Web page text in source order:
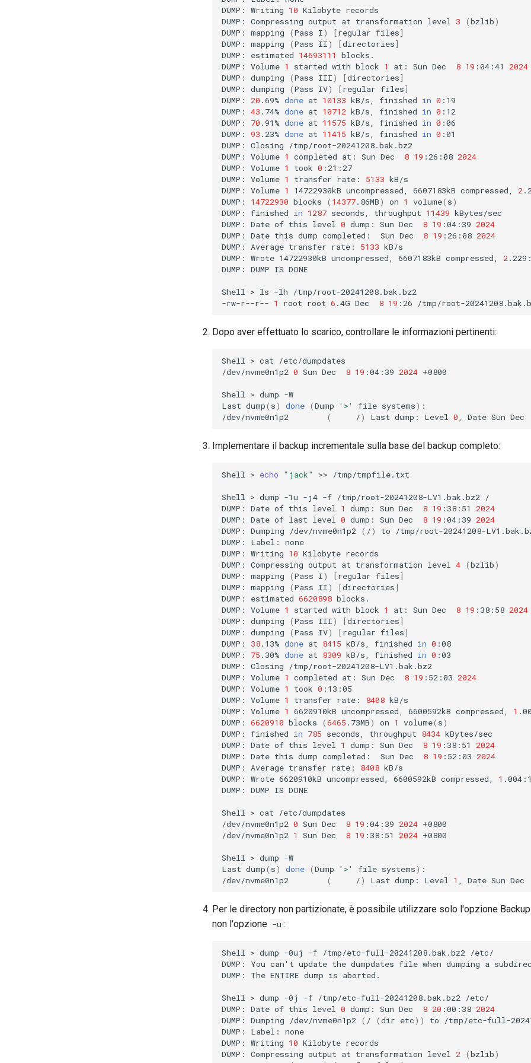
DUMP:
Writing 10 Kilobyte records
DUMP:
Compressing output at transformation level 3 (bzlib)
DUMP:
mapping (Pass I) [regular files]
DUMP:
mapping (Pass II) [directories]
DUMP:
estimated 14693111
blocks.
DUMP:
Volume 1 started with block 1 at: Sun Dec 8 19 :04:41
2024
DUMP:
dumping (Pass III) [directories]
DUMP:
dumping (Pass IV) [regular files]
DUMP:
20 .69% done at 10133 kB/s, finished in 0 :19
DUMP:
43 .74% done at 10712 kB/s, finished in 0 :12
DUMP:
70 .91% done at 11575 kB/s, finished in 0 :06
DUMP:
93 .23% done at 11415 kB/s, finished in 0 :01
DUMP:
Closing
/tmp/root-20241208.bak.bz2
DUMP:
Volume 1 completed at: Sun Dec 8 19 :26:08 2024
DUMP:
Volume 1 took 0 :21:27
DUMP:
Volume 1 transfer rate: 5133 kB/s
DUMP:
Volume 1 14722930kB uncompressed, 6607183kB compressed, 2
DUMP:
14722930 blocks ( 14377.86MB) on 1 volume( s)
DUMP:
finished in 1287 seconds, throughput 11439 kBytes/sec
DUMP:
Date of this level 0 dump: Sun Dec 8 19 :04:39 2024
DUMP:
Date this dump completed: Sun Dec 8 19 :26:08 2024
DUMP:
Average transfer rate: 5133 kB/s
DUMP:
Wrote 14722930kB uncompressed, 6607183kB compressed, 2
DUMP:
DUMP IS DONE
Shell > ls -lh
/tmp/root-20241208.bak.bz2
-rw-r--r-- 1 root root 6 .4G Dec 8 19 :26
Dopo aver effettuato lo scarico, controllare le informazioni pertinenti:
Shell > cat
/etc/dumpdates
/dev/nvme0n1p2 0 Sun Dec 8 19 :04:39 2024 +0800
Shell > dump -W
Last dump( s) done (Dump '>' file systems) :
/dev/nvme0n1p2
( /) Last dump: Level 0 Date Sun Dec
Implementare il backup incrementale sulla base del backup completo:
Shell > echo "jack" >> /tmp/tmpfile.txt
Shell > dump -1u -j4 -f /tmp/root-20241208-LV1.bak.bz2
/
DUMP:
Date of this level 1 dump: Sun Dec 8 19 :38:51
2024
DUMP:
Date of last level 0 dump: Sun Dec 8 19 :04:39 2024
DUMP:
Dumping /dev/nvme0n1p2 ( /) to
/tmp/root-20241208-
DUMP:
Label:
none
DUMP:
Writing 10 Kilobyte records
DUMP:
Compressing output at transformation level 4 (bzlib)
DUMP:
mapping (Pass I) [regular files]
DUMP:
mapping (Pass II) [directories]
DUMP:
estimated 6620898 blocks.
DUMP:
Volume 1 started with block 1 at: Sun Dec 8 19 :38:58 2024
DUMP:
dumping (Pass III) [directories]
DUMP:
dumping (Pass IV) [regular files]
DUMP:
38.13% done at 8415 kB/s, finished in 0 :08
DUMP:
75 .30% done at 8309 kB/s, finished in 0 :03
DUMP:
Closing
/tmp/root-20241208-LV1.bak.bz2
DUMP:
Volume 1 completed at: Sun Dec 8 19 :52:03 2024
DUMP:
Volume 1 took 0 :13:05
DUMP:
Volume 1 transfer rate: 8408 kB/s
DUMP:
Volume 1 6620910kB uncompressed, 6600592kB compressed, 1
DUMP:
6620910 blocks (6465 .73MB) on 1 volume( s)
DUMP:
finished in 785 seconds, throughput 8434 kBytes/sec
DUMP:
Date of this level 1 dump: Sun Dec 8 19 :38:51
2024
DUMP:
Date this dump completed: Sun Dec 8 19 :52:03 2024
DUMP:
Average transfer rate: 8408 kB/s
DUMP:
Wrote 6620910kB uncompressed, 6600592kB compressed, 1 .004:1
DUMP:
DUMP IS DONE
Shell > cat
/etc/dumpdates
/dev/nvme0n1p2 0 Sun Dec 8 19 :04:39 2024 +0800
/dev/nvme0n1p2 1 Sun Dec 8 19 :38:51 2024 +0800
Shell > dump -W
Last dump( s) done (Dump '>' file systems) :
/dev/nvme0n1p2
( /) Last dump: Level 1 Date Sun Dec
Per le directory non partizionate, è possibile utilizzare solo l'opzione
non l'opzione -u :
Shell > dump -0uj -f /tmp/etc-full-20241208.bak.bz2
/etc/
DUMP:
You can' t update the dumpdates file when dumping a
DUMP:
The ENTIRE dump is aborted.
Shell > dump -0j -f /tmp/etc-full-20241208.bak.bz2
/etc/
DUMP:
Date of this level 0 dump: Sun Dec 8 20 :00:38 2024
DUMP:
Dumping /dev/nvme0n1p2 ( / (dir etc)) to
/tmp/etc-full-
DUMP:
Label:
none
DUMP:
Writing 10 Kilobyte records
DUMP:
Compressing output at transformation level 2 (bzlib)